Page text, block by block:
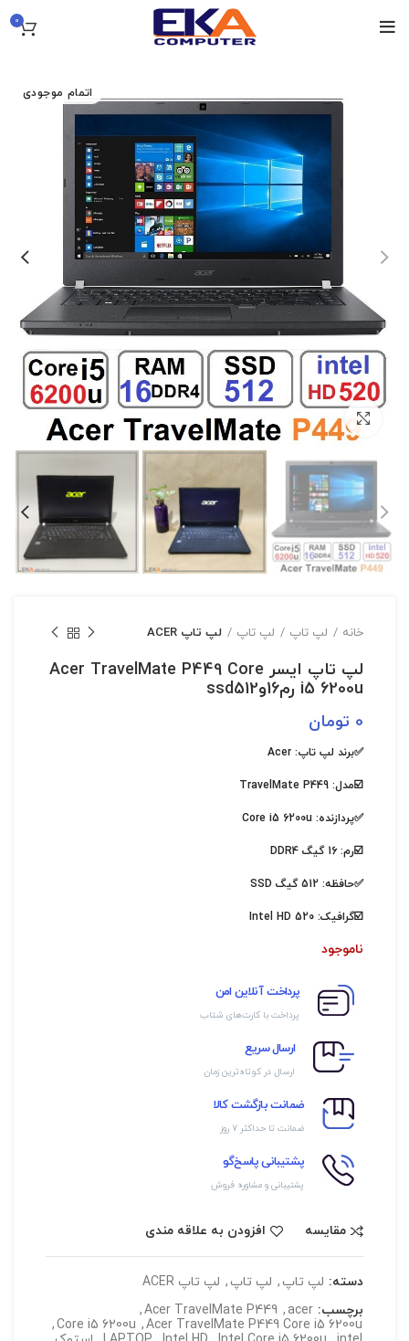
0
اتمام موجودی
بزرگنمایی تصویر
خانه لپ تاپ لپ تاپ لپ تاپ ACER
لپ تاپ ایسر Acer TravelMate P449 Core
i5 6200u رم16وssd512
0 تومان
✅برند لپ تاپ: Acer
☑️مدل: TravelMate P449
✅پردازنده: Core i5 6200u
☑️رم: 16 گیگ DDR4
✅حافظه: 512 گیگ SSD
☑️گرافیک: Intel HD 520
ناموجود
پرداخت آنلاین امن
پرداخت با کارت‌های شتاب
ارسال سریع
ارسال در کوتاه‌ترین زمان
ضمانت بازگشت کالا
ضمانت تا حداکثر ۷ روز
پشتیبانی پاسخ‌گو
پشتیبانی و مشاوره فروش
مقایسه افزودن به علاقه مندی
دسته: لپ تاپ , لپ تاپ , لپ تاپ ACER
برچسب: acer
,
Acer TravelMate P449
,
Acer TravelMate P449 Core i5 6200u
,
Core i5 6200u
,